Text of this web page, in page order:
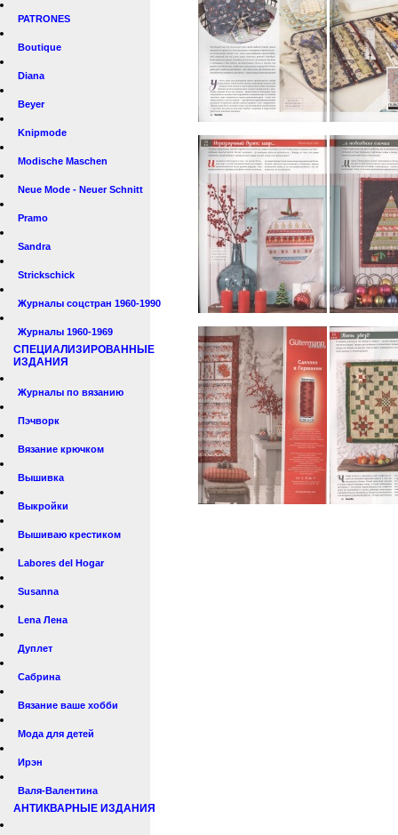
PATRONES
Boutique
Diana
Beyer
Knipmode
Modische Maschen
Neue Mode - Neuer Schnitt
Pramo
Sandra
Strickschick
Журналы соцстран 1960-1990
Журналы 1960-1969
СПЕЦИАЛИЗИРОВАННЫЕ
ИЗДАНИЯ
Журналы по вязанию
Пэчворк
Вязание крючком
Вышивка
Выкройки
Вышиваю крестиком
Labores del Hogar
Susanna
Lena Лена
Дуплет
Сабрина
Вязание ваше хобби
Мода для детей
Ирэн
Валя-Валентина
АНТИКВАРНЫЕ ИЗДАНИЯ